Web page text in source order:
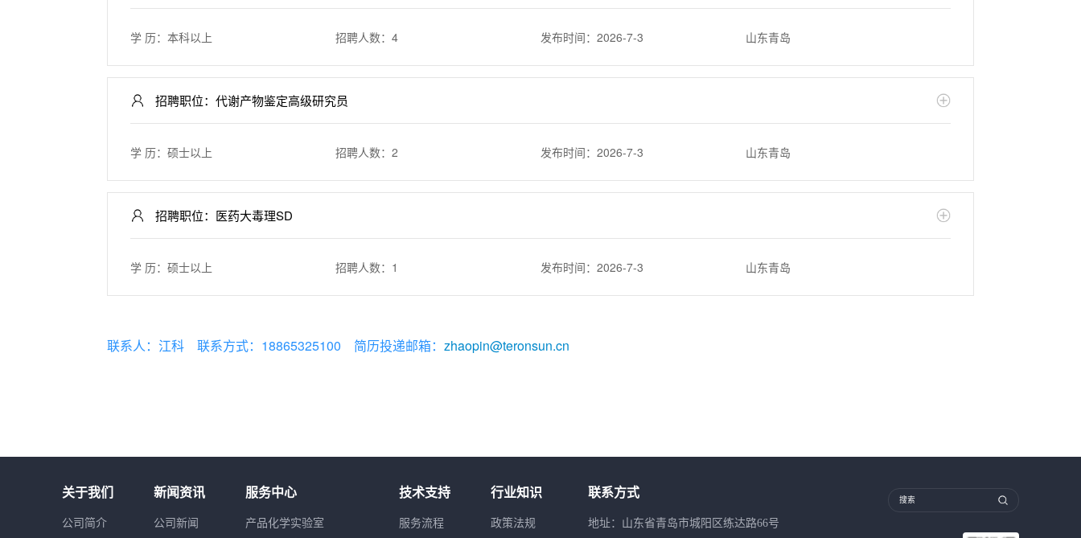
学 历：本科以上 招聘人数：4 发布时间：2026-7-3 山东青岛
招聘职位：代谢产物鉴定高级研究员
学 历：硕士以上 招聘人数：2 发布时间：2026-7-3 山东青岛
招聘职位：医药大毒理SD
学 历：硕士以上 招聘人数：1 发布时间：2026-7-3 山东青岛
联系人：江科联系方式：18865325100 简历投递邮箱：zhaopin@teronsun.cn
关于我们
公司简介
新闻资讯
公司新闻
服务中心
产品化学实验室
技术支持
服务流程
行业知识
政策法规
联系方式
地址：山东省青岛市城阳区练达路66号